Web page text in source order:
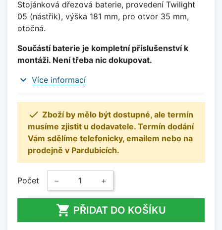
Stojánková dřezová baterie, provedení Twilight
05 (nástřik), výška 181 mm, pro otvor 35 mm,
otočná.
Součástí baterie je kompletní příslušenství k
montáži. Není třeba nic dokupovat.
expand_more Více informací
 Zboží by mělo být dostupné, ale termín
musíme zjistit u dodavatele. Termín dodání
Vám sdělíme telefonicky, emailem nebo na
prodejně v Pardubicích.
Počet − +
 PŘIDAT DO KOŠÍKU